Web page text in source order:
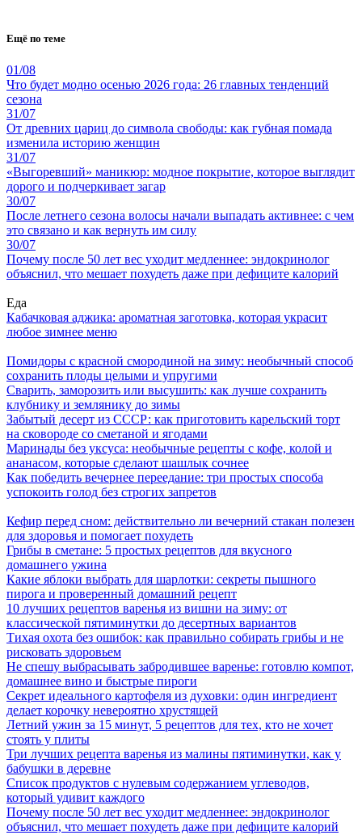
Ещё по теме
01/08
Что будет модно осенью 2026 года: 26 главных тенденций
сезона
31/07
От древних цариц до символа свободы: как губная помада
изменила историю женщин
31/07
«Выгоревший» маникюр: модное покрытие, которое выглядит
дорого и подчеркивает загар
30/07
После летнего сезона волосы начали выпадать активнее: с чем
это связано и как вернуть им силу
30/07
Почему после 50 лет вес уходит медленнее: эндокринолог
объяснил, что мешает похудеть даже при дефиците калорий
Еда
Кабачковая аджика: ароматная заготовка, которая украсит
любое зимнее меню
Помидоры с красной смородиной на зиму: необычный способ
сохранить плоды целыми и упругими
Сварить, заморозить или высушить: как лучше сохранить
клубнику и землянику до зимы
Забытый десерт из СССР: как приготовить карельский торт
на сковороде со сметаной и ягодами
Маринады без уксуса: необычные рецепты с кофе, колой и
ананасом, которые сделают шашлык сочнее
Как победить вечернее переедание: три простых способа
успокоить голод без строгих запретов
Кефир перед сном: действительно ли вечерний стакан полезен
для здоровья и помогает похудеть
Грибы в сметане: 5 простых рецептов для вкусного
домашнего ужина
Какие яблоки выбрать для шарлотки: секреты пышного
пирога и проверенный домашний рецепт
10 лучших рецептов варенья из вишни на зиму: от
классической пятиминутки до десертных вариантов
Тихая охота без ошибок: как правильно собирать грибы и не
рисковать здоровьем
Не спешу выбрасывать забродившее варенье: готовлю компот,
домашнее вино и быстрые пироги
Секрет идеального картофеля из духовки: один ингредиент
делает корочку невероятно хрустящей
Летний ужин за 15 минут, 5 рецептов для тех, кто не хочет
стоять у плиты
Три лучших рецепта варенья из малины пятиминутки, как у
бабушки в деревне
Список продуктов с нулевым содержанием углеводов,
который удивит каждого
Почему после 50 лет вес уходит медленнее: эндокринолог
объяснил, что мешает похудеть даже при дефиците калорий